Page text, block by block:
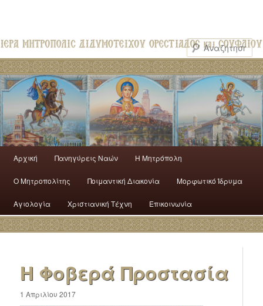
Αρχική Πανηγύρεις Ναών H Mητρόπολη
Ο Mητροπολίτης Ποιμαντική Διακονία Μορφωτικό Ίδρυμα
Αγιολογία Χριστιανική Τέχνη Επικοινωνία
Η Φοβερά Προστασία
1 Απριλίου 2017